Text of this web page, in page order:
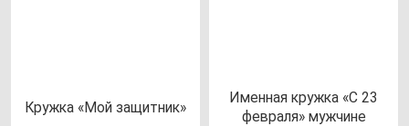
Круж­ка «Мой за­щит­ник»
Имен­ная круж­ка «С 23
фев­ра­ля» муж­чи­не